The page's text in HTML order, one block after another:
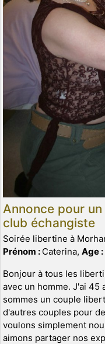
Annonce pour
club échangiste
Soirée libertine à
Prénom : Caterina, Age :
Bonjour à tous les
avec un homme. J'ai 45
sommes un couple
d'autres couples pour
voulons simplement
aimons partager nos